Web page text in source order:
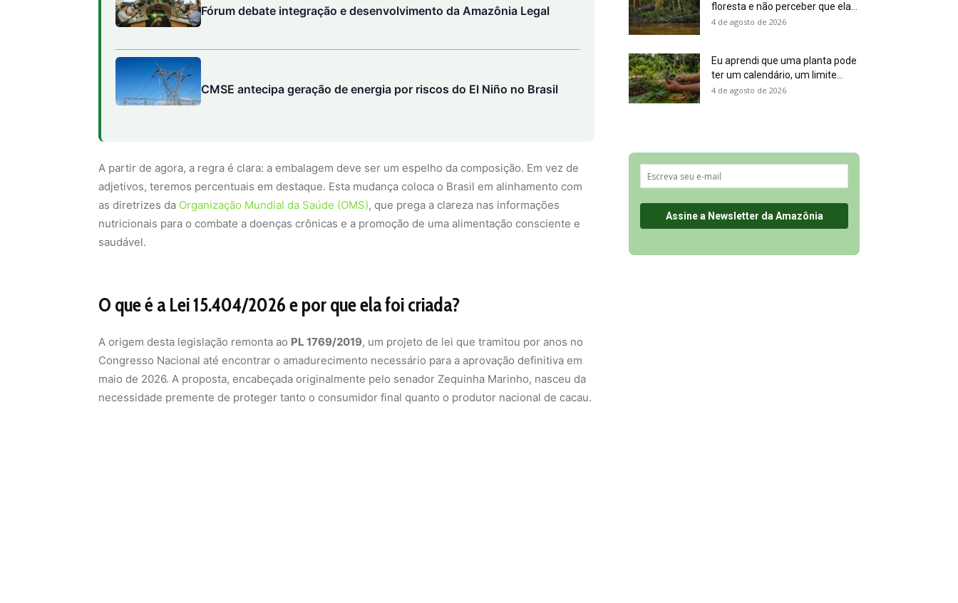
Fórum debate integração e desenvolvimento da Amazônia Legal
CMSE antecipa geração de energia por riscos do El Niño no Brasil
A partir de agora, a regra é clara: a embalagem deve ser um espelho da composição. Em vez de
adjetivos, teremos percentuais em destaque. Esta mudança coloca o Brasil em alinhamento com
as diretrizes da Organização Mundial da Saúde (OMS), que prega a clareza nas informações
nutricionais para o combate a doenças crônicas e a promoção de uma alimentação consciente e
saudável.
O que é a Lei 15.404/2026 e por que ela foi criada?
A origem desta legislação remonta ao PL 1769/2019, um projeto de lei que tramitou por anos no
Congresso Nacional até encontrar o amadurecimento necessário para a aprovação definitiva em
maio de 2026. A proposta, encabeçada originalmente pelo senador Zequinha Marinho, nasceu da
necessidade premente de proteger tanto o consumidor final quanto o produtor nacional de cacau.
floresta e não perceber que ela...
4 de agosto de 2026
Eu aprendi que uma planta pode
ter um calendário, um limite...
4 de agosto de 2026